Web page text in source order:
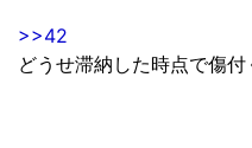
>>42
どうせ滞納した時点で傷付